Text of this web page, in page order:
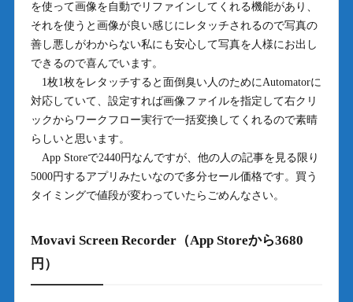
を使って画像を自動でリファインしてくれる機能があり、
それを使うと画像が良い感じにレタッチされるので写真の
善し悪しがわからない私にも安心して写真を人様にお出し
できるので喜んでいます。
1枚1枚をレタッチすると面倒臭い人のためにAutomatorに
対応していて、設定すれば画像ファイルを指定して右クリ
ックからワークフロー実行で一括変換してくれるので素晴
らしいと思います。
App Storeで2440円なんですが、他の人の記事を見る限り
5000円するアプリみたいなので多分セール価格です。買う
タイミングで値段が変わっていたらごめんなさい。
Movavi Screen Recorder（App Storeから3680
円）